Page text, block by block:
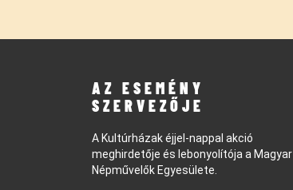
AZ ESEMÉNY
SZERVEZŐJE
A Kultúrházak éjjel-nappal akció
meghirdetője és lebonyolítója a Magyar
Népművelők Egyesülete.